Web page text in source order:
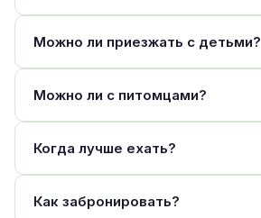
Можно ли приезжать с детьми?
Можно ли с питомцами?
Когда лучше ехать?
Как забронировать?